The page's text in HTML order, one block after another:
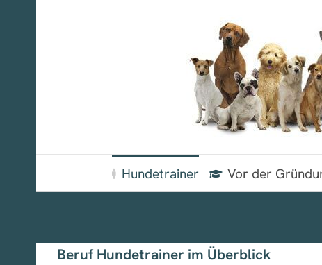
Hundetrainer Vor der
Beruf Hundetrainer im Überblick